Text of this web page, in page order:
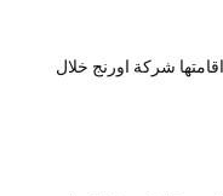
شركة اورنج خلال